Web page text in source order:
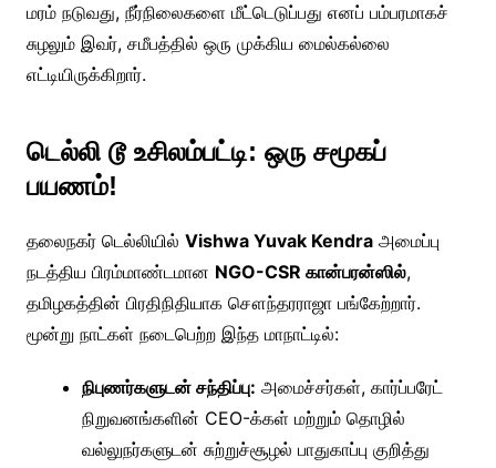
மரம் நடுவது, நீர்நிலைகளை மீட்டெடுப்பது எனப் பம்பரமாகச்
சுழலும் இவர், சமீபத்தில் ஒரு முக்கிய மைல்கல்லை
எட்டியிருக்கிறார்.
டெல்லி டூ உசிலம்பட்டி: ஒரு சமூகப்
பயணம்!
தலைநகர் டெல்லியில் Vishwa Yuvak Kendraஅமைப்பு
நடத்திய பிரம்மாண்டமான NGO-CSR கான்பரன்ஸில்,
தமிழகத்தின் பிரதிநிதியாக சௌந்தரராஜா பங்கேற்றார்.
மூன்று நாட்கள் நடைபெற்ற இந்த மாநாட்டில்:
நிபுணர்களுடன் சந்திப்பு: அமைச்சர்கள், கார்ப்பரேட்
நிறுவனங்களின் CEO-க்கள் மற்றும் தொழில்
வல்லுநர்களுடன் சுற்றுச்சூழல் பாதுகாப்பு குறித்து